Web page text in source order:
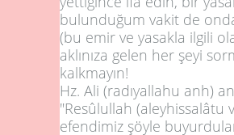
bulunduğum vakit de
(bu emir ve yasakla ilgili
aklınıza gelen her şeyi
kalkmayın!
Hz. Ali (radıyallahu anh)
"Resûlullah (aleyhissalâtu
efendimiz şöyle